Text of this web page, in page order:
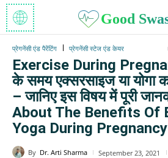
Good
प्रेगनेंसी एंड पैरेंटिंग प्रेगनेंसी स्टेज एंड केयर
Exercise During
के समय एक्सरसाइज या योगा
– जानिए इस विषय में पूरी
About The Benefits Of
Yoga During Pregnancy
By Dr. Arti Sharma September 23, 2021